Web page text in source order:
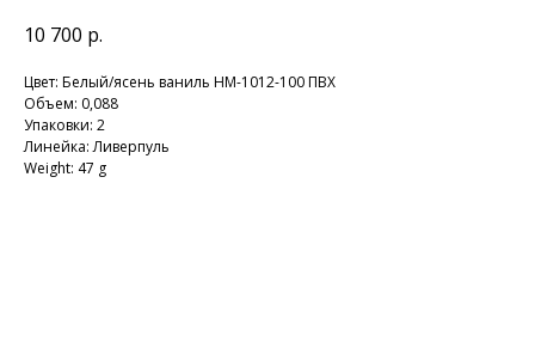
10 700 р.
Цвет: Белый/ясень ваниль НМ-1012-100 ПВХ
Объем: 0,088
Упаковки: 2
Линейка: Ливерпуль
Weight: 47 g